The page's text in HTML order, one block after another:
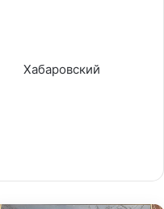
Хабаровский